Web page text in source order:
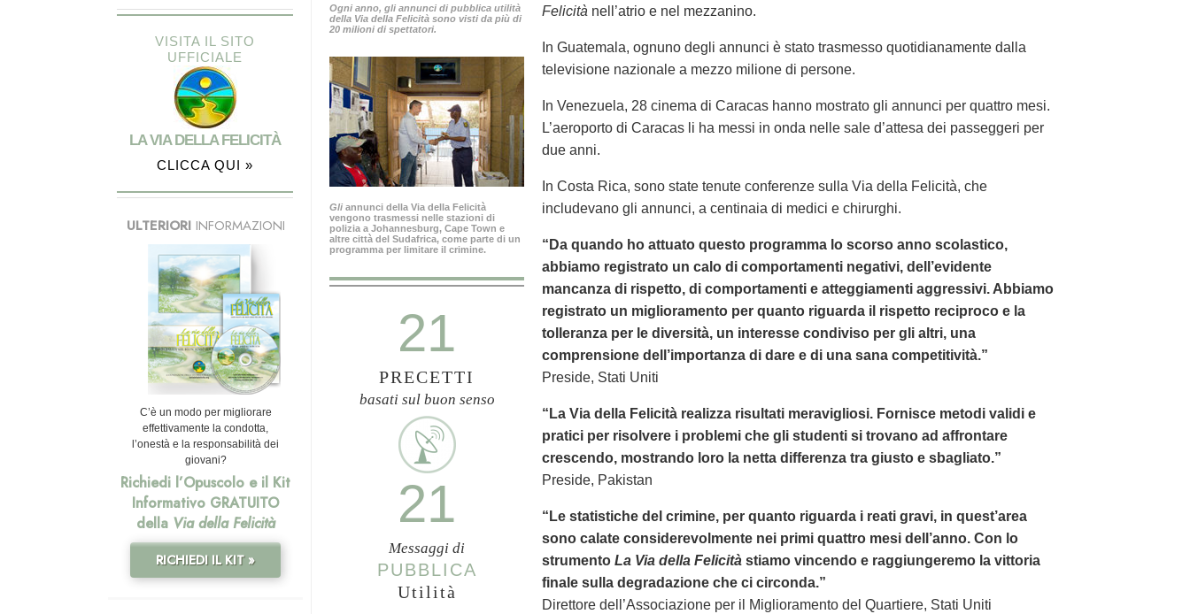
Ogni anno, gli annunci di pubblica utilità
della Via della Felicità sono visti da più di
20 milioni di spettatori.
Gli annunci della Via della Felicità
vengono trasmessi nelle stazioni di
polizia a Johannesburg, Cape Town e
altre città del Sudafrica, come parte di un
programma per limitare il crimine.
Felicità nell’atrio e nel mezzanino.
In Guatemala, ognuno degli annunci è stato trasmesso quotidianamente dalla
televisione nazionale a mezzo milione di persone.
In Venezuela, 28 cinema di Caracas hanno mostrato gli annunci per quattro mesi.
L’aeroporto di Caracas li ha messi in onda nelle sale d’attesa dei passeggeri per
due anni.
In Costa Rica, sono state tenute conferenze sulla Via della Felicità, che
includevano gli annunci, a centinaia di medici e chirurghi.
21
PRECETTI
basati sul buon senso
21
Messaggi di
PUBBLICA
Utilità
“Da quando ho attuato questo programma lo scorso anno scolastico,
abbiamo registrato un calo di comportamenti negativi, dell’evidente
mancanza di rispetto, di comportamenti e atteggiamenti aggressivi. Abbiamo
registrato un miglioramento per quanto riguarda il rispetto reciproco e la
tolleranza per le diversità, un interesse condiviso per gli altri, una
comprensione dell’importanza di dare e di una sana competitività.”
Preside, Stati Uniti
“La Via della Felicità realizza risultati meravigliosi. Fornisce metodi validi e
pratici per risolvere i problemi che gli studenti si trovano ad affrontare
crescendo, mostrando loro la netta differenza tra giusto e sbagliato.”
Preside, Pakistan
“Le statistiche del crimine, per quanto riguarda i reati gravi, in quest’area
sono calate considerevolmente nei primi quattro mesi dell’anno. Con lo
strumento La Via della Felicità stiamo vincendo e raggiungeremo la vittoria
finale sulla degradazione che ci circonda.”
Direttore dell’Associazione per il Miglioramento del Quartiere, Stati Uniti
VISITA IL SITO
UFFICIALE
LA VIA DELLA FELICITÀ
CLICCA QUI »
ULTERIORIINFORMAZIONI
C’è un modo per migliorare
effettivamente la condotta,
l’onestà e la responsabilità dei
giovani?
Richiedi l’Opuscolo e il Kit
Informativo GRATUITO
della Via della Felicità
RICHIEDI IL KIT »